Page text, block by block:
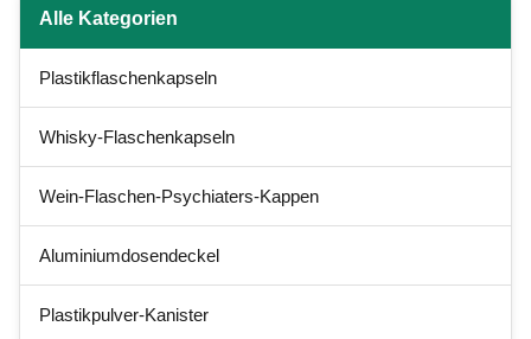
Alle Kategorien
Plastikflaschenkapseln
Whisky-Flaschenkapseln
Wein-Flaschen-Psychiaters-Kappen
Aluminiumdosendeckel
Plastikpulver-Kanister